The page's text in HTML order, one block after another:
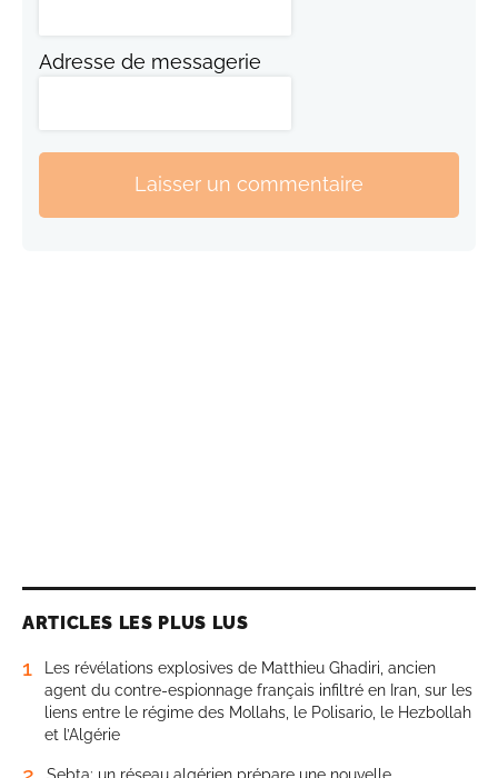
Adresse de messagerie
Laisser un commentaire
ARTICLES LES PLUS LUS
1
Les révélations explosives de Matthieu Ghadiri, ancien
agent du contre-espionnage français infiltré en Iran, sur les
liens entre le régime des Mollahs, le Polisario, le Hezbollah
et l’Algérie
Sebta: un réseau algérien prépare une nouvelle